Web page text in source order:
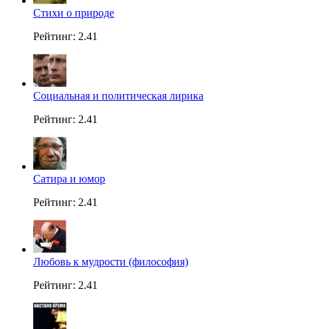
Стихи о природе
Рейтинг: 2.41
Социальная и политическая лирика
Рейтинг: 2.41
Сатира и юмор
Рейтинг: 2.41
Любовь к мудрости (философия)
Рейтинг: 2.41